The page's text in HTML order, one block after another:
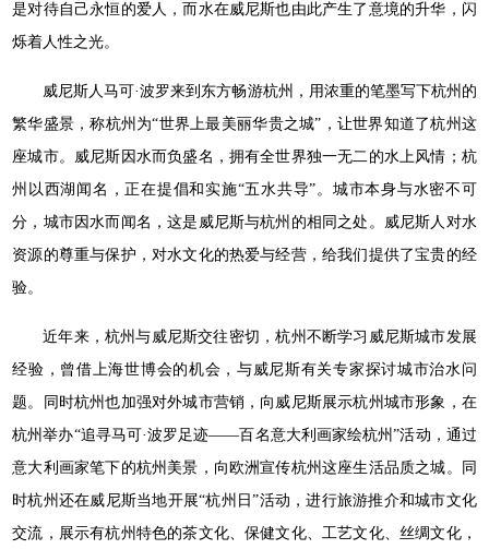
是对待自己永恒的爱人，而水在威尼斯也由此产生了意境的升华，闪
烁着人性之光。
威尼斯人马可·波罗来到东方畅游杭州，用浓重的笔墨写下杭州的
繁华盛景，称杭州为“世界上最美丽华贵之城”，让世界知道了杭州这
座城市。威尼斯因水而负盛名，拥有全世界独一无二的水上风情；杭
州以西湖闻名，正在提倡和实施“五水共导”。城市本身与水密不可
分，城市因水而闻名，这是威尼斯与杭州的相同之处。威尼斯人对水
资源的尊重与保护，对水文化的热爱与经营，给我们提供了宝贵的经
验。
近年来，杭州与威尼斯交往密切，杭州不断学习威尼斯城市发展
经验，曾借上海世博会的机会，与威尼斯有关专家探讨城市治水问
题。同时杭州也加强对外城市营销，向威尼斯展示杭州城市形象，在
杭州举办“追寻马可·波罗足迹——百名意大利画家绘杭州”活动，通过
意大利画家笔下的杭州美景，向欧洲宣传杭州这座生活品质之城。同
时杭州还在威尼斯当地开展“杭州日”活动，进行旅游推介和城市文化
交流，展示有杭州特色的茶文化、保健文化、工艺文化、丝绸文化，